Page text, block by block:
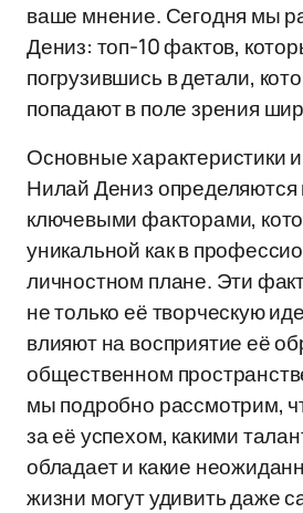
ваше мнение. Сегодня мы
Дениз: топ-10 фактов,
погрузившись в детали,
попадают в поле зрения
Основные характеристики
Нилай Дениз определяются
ключевыми факторами,
уникальной как в
личностном плане. Эти
не только её творческую
влияют на восприятие её
общественном
мы подробно рассмотрим,
за её успехом, какими
обладает и какие
жизни могут удивить даже